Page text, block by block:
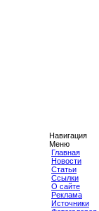
Навигация
Меню
Главная
Новости
Статьи
Ссылки
О сайте
Реклама
Источники